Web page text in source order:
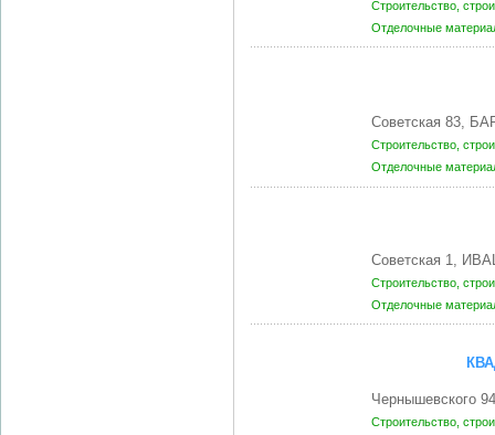
Строительство,
Отделочные
Советская 83,
Строительство,
Отделочные
Советская 1,
Строительство,
Отделочные
Чернышевского
Строительство,